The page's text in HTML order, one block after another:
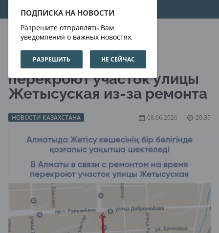
ПОДПИСКА НА НОВОСТИ
Разрешите отправлять Вам
уведомления о важных новостях.
РАЗРЕШИТЬ НЕ СЕЙЧАС
09.08.2026 20:14:34
В Алматы на сутки
перекроют участок улицы
Жетысуская из-за ремонта
НОВОСТИ КАЗАХСТАНА 08.06.2026 20:35